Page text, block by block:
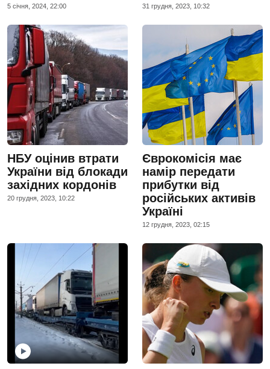
5 сiчня, 2024, 22:00 31 грудня, 2023, 10:32
НБУ оцінив втрати
України від блокади
західних кордонів
20 грудня, 2023, 10:22
Єврокомісія має
намір передати
прибутки від
російських активів
Україні
12 грудня, 2023, 02:15